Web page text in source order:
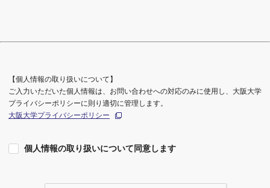
【個人情報の取り扱いについて】
ご入力いただいた個人情報は、お問い合わせへの対応のみに使用し、大阪大学
プライバシーポリシーに則り適切に管理します。
大阪大学プライバシーポリシー
個人情報の取り扱いについて同意します